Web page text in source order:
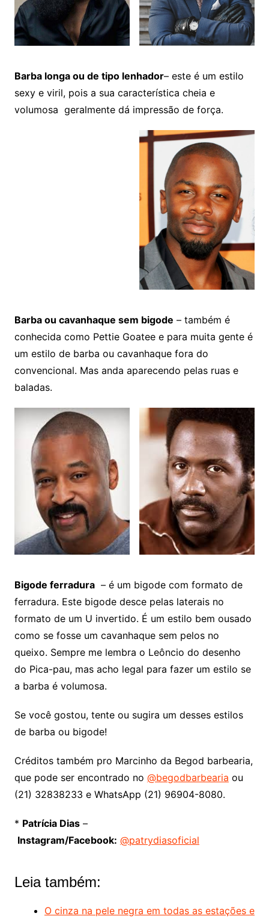
Barba longa ou de tipo lenhador– este é um estilo
sexy e viril, pois a sua característica cheia e
volumosa geralmente dá impressão de força.
Barba ou cavanhaque sem bigode – também é
conhecida como Pettie Goatee e para muita gente é
um estilo de barba ou cavanhaque fora do
convencional. Mas anda aparecendo pelas ruas e
baladas.
Bigode ferradura– é um bigode com formato de
ferradura. Este bigode desce pelas laterais no
formato de um U invertido. É um estilo bem ousado
como se fosse um cavanhaque sem pelos no
queixo. Sempre me lembra o Leôncio do desenho
do Pica-pau, mas acho legal para fazer um estilo se
a barba é volumosa.
Se você gostou, tente ou sugira um desses estilos
de barba ou bigode!
Créditos também pro Marcinho da Begod barbearia,
que pode ser encontrado no @begodbarbearia ou
(21) 32838233 e WhatsApp (21) 96904-8080.
* Patrícia Dias–
Instagram/Facebook: @patrydiasoficial
Leia também:
O cinza na pele negra em todas as estações e